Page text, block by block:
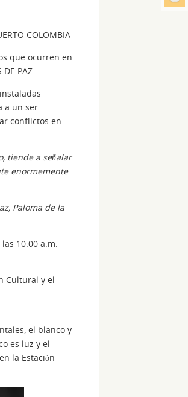
COLOMBIA
que ocurren en
PAZ.
a un ser
conflictos en
tiende a señalar
enormemente
Paloma de la
10:00 a.m.
Cultural y el
el blanco y
es luz y el
la Estación